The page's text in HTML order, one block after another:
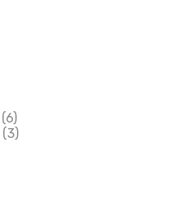
(6)
(3)